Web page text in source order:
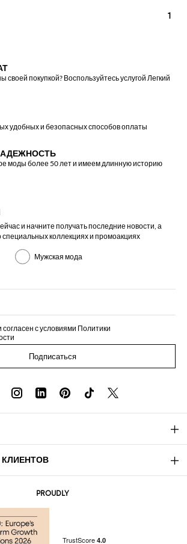
1
своей покупкой? Воспользуйтесь услугой Легкий
удобных и безопасных способов оплаты
моды более 50 лет и имеем длинную историю
и начните получать последние новости, а
коллекциях и промоакциях
Мужская мода
с условиями Политики
Подписаться
PROUDLY